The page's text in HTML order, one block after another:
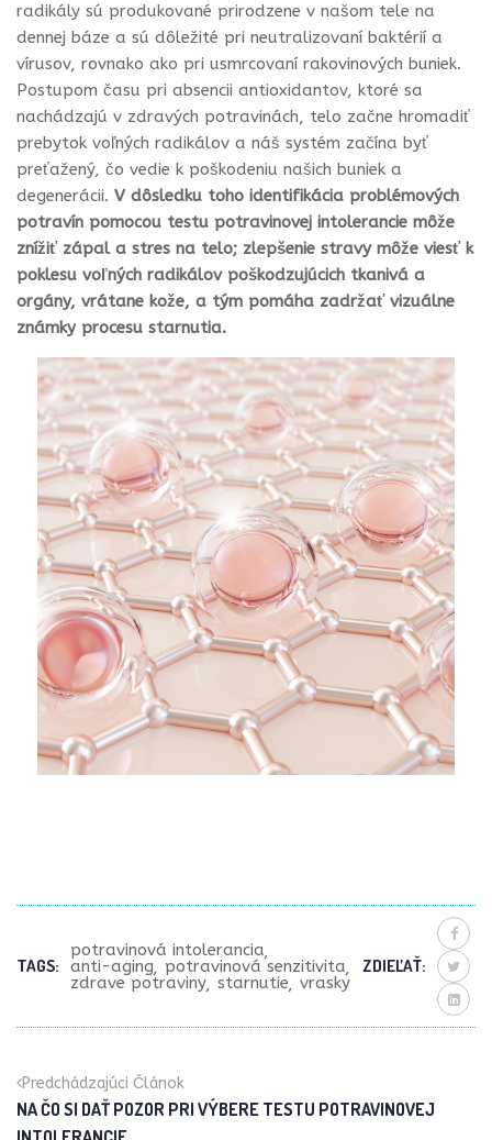
radikály sú produkované prirodzene v našom tele na
dennej báze a sú dôležité pri neutralizovaní baktérií a
vírusov, rovnako ako pri usmrcovaní rakovinových buniek.
Postupom času pri absencii antioxidantov, ktoré sa
nachádzajú v zdravých potravinách, telo začne hromadiť
prebytok voľných radikálov a náš systém začína byť
preťažený, čo vedie k poškodeniu našich buniek a
degenerácii. V dôsledku toho identifikácia problémových
potravín pomocou testu potravinovej intolerancie môže
znížiť zápal a stres na telo; zlepšenie stravy môže viesť k
poklesu voľných radikálov poškodzujúcich tkanivá a
orgány, vrátane kože, a tým pomáha zadržať vizuálne
známky procesu starnutia.
TAGS:
potravinová intolerancia
anti-aging
potravinová senzitivita
zdrave potraviny starnutie vrasky
ZDIEĽAŤ:
Predchádzajúci Článok
NA ČO SI DAŤ POZOR PRI VÝBERE TESTU POTRAVINOVEJ